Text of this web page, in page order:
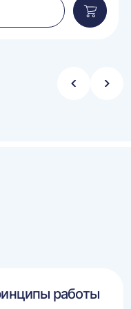
в
Стрелка
работы